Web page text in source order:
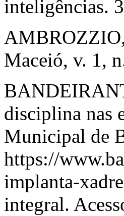
inteligências.
Maceió, v. 1,
disciplina nas
Municipal de
https://
implanta-
integral.